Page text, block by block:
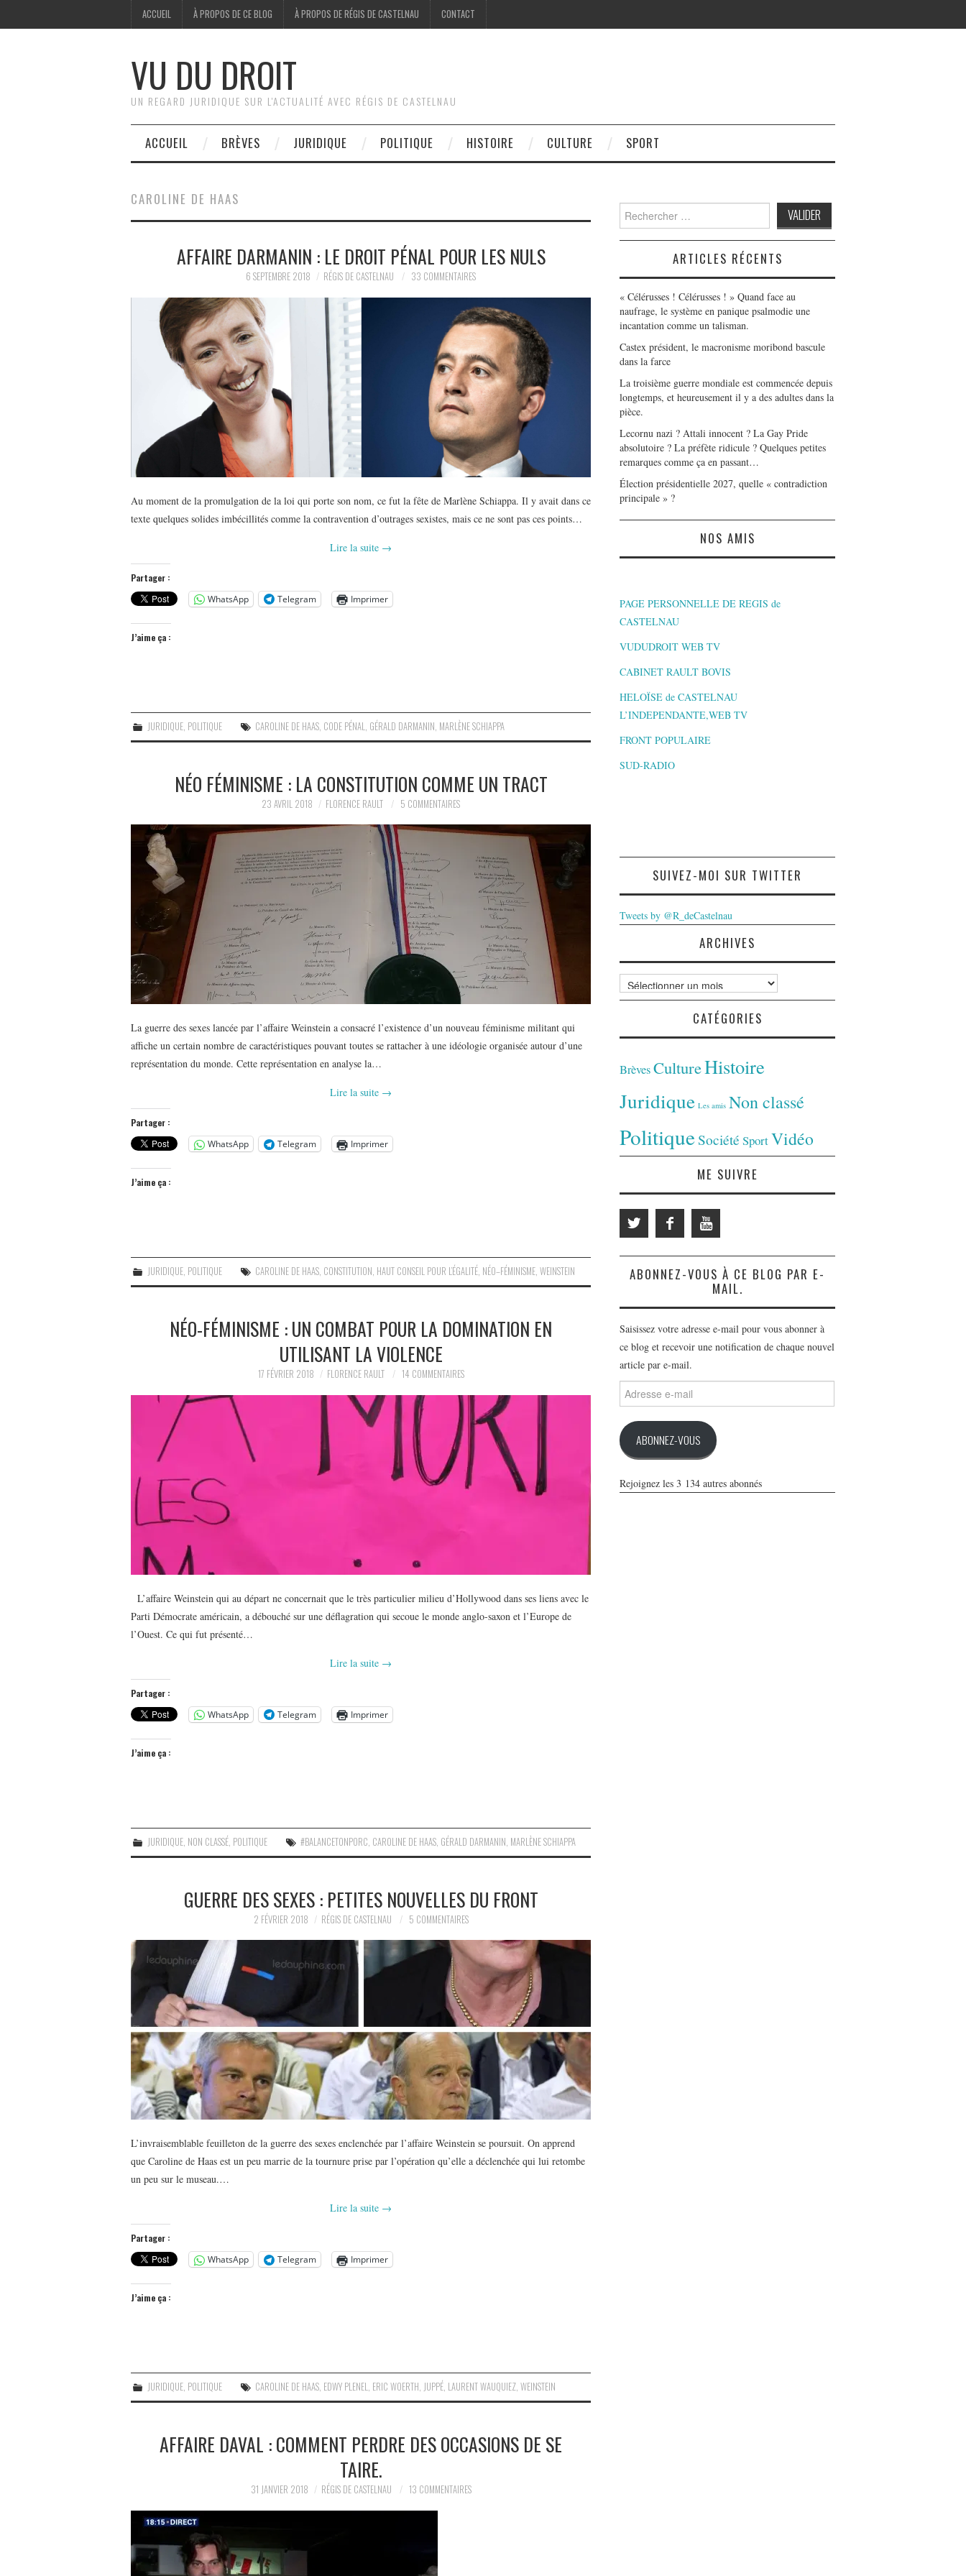
ACCUEIL À PROPOS DE CE BLOG À PROPOS DE RÉGIS DE CASTELNAU CONTACT
VU DU DROIT
UN REGARD JURIDIQUE SUR L'ACTUALITÉ AVEC RÉGIS DE CASTELNAU
ACCUEIL BRÈVES JURIDIQUE POLITIQUE HISTOIRE CULTURE SPORT
CAROLINE DE HAAS
AFFAIRE DARMANIN : LE DROIT PÉNAL POUR LES NULS
6 SEPTEMBRE 2018 RÉGIS DE CASTELNAU 33 COMMENTAIRES
Au moment de la promulgation de la loi qui porte son nom, ce fut la fête de Marlène Schiappa. Il y avait dans ce
texte quelques solides imbécillités comme la contravention d’outrages sexistes, mais ce ne sont pas ces points…
Lire la suite →
Partager :
WhatsApp
Telegram Imprimer
J’aime ça :
JURIDIQUE POLITIQUE CAROLINE DE HAAS CODE PÉNAL GÉRALD DARMANIN MARLÈNE SCHIAPPA
NÉO FÉMINISME : LA CONSTITUTION COMME UN TRACT
23 AVRIL 2018 FLORENCE RAULT 5 COMMENTAIRES
La guerre des sexes lancée par l’affaire Weinstein a consacré l’existence d’un nouveau féminisme militant qui
affiche un certain nombre de caractéristiques pouvant toutes se rattacher à une idéologie organisée autour d’une
représentation du monde. Cette représentation en analyse la…
Lire la suite →
Partager :
WhatsApp
Telegram Imprimer
J’aime ça :
JURIDIQUE, POLITIQUE CAROLINE DE HAAS, CONSTITUTION, HAUT CONSEIL POUR L’ÉGALITÉ, NÉO–FÉMINISME,WEINSTEIN
NÉO-FÉMINISME : UN COMBAT POUR LA DOMINATION EN
UTILISANT LA VIOLENCE
17 FÉVRIER 2018 FLORENCE RAULT 14 COMMENTAIRES
L’affaire Weinstein qui au départ ne concernait que le très particulier milieu d’Hollywood dans ses liens avec le
Parti Démocrate américain, a débouché sur une déflagration qui secoue le monde anglo-saxon et l’Europe de
l’Ouest. Ce qui fut présenté…
Lire la suite →
Partager :
WhatsApp
Telegram Imprimer
J’aime ça :
JURIDIQUE NON CLASSÉ POLITIQUE #BALANCETONPORC CAROLINE DE HAAS GÉRALD DARMANIN MARLÈNE SCHIAPPA
GUERRE DES SEXES : PETITES NOUVELLES DU FRONT
2 FÉVRIER 2018 RÉGIS DE CASTELNAU 5 COMMENTAIRES
L’invraisemblable feuilleton de la guerre des sexes enclenchée par l’affaire Weinstein se poursuit. On apprend
que Caroline de Haas est un peu marrie de la tournure prise par l’opération qu’elle a déclenchée qui lui retombe
un peu sur le museau.…
Lire la suite →
Partager :
WhatsApp
Telegram Imprimer
J’aime ça :
JURIDIQUE, POLITIQUE CAROLINE DE HAAS, EDWY PLENEL, ERIC WOERTH, JUPPÉ, LAURENT WAUQUIEZ,WEINSTEIN
AFFAIRE DAVAL : COMMENT PERDRE DES OCCASIONS DE SE
TAIRE.
31 JANVIER 2018 RÉGIS DE CASTELNAU 13 COMMENTAIRES
Search
for:
ARTICLES RÉCENTS
« Célérusses ! Célérusses ! » Quand face au
naufrage, le système en panique psalmodie une
incantation comme un talisman.
Castex président, le macronisme moribond bascule
dans la farce
La troisième guerre mondiale est commencée depuis
longtemps, et heureusement il y a des adultes dans la
pièce.
Lecornu nazi ? Attali innocent ? La Gay Pride
absolutoire ? La préfète ridicule ? Quelques petites
remarques comme ça en passant…
Élection présidentielle 2027, quelle « contradiction
principale » ?
NOS AMIS
PAGE PERSONNELLE DE REGIS de
CASTELNAU
VUDUDROIT WEB TV
CABINET RAULT BOVIS
HELOÏSE de CASTELNAU
L’INDEPENDANTE,WEB TV
FRONT POPULAIRE
SUD-RADIO
SUIVEZ-MOI SUR TWITTER
Tweets by @R_deCastelnau
ARCHIVES
Archives
CATÉGORIES
BrèvesCultureHistoire
Juridique Les amis Non classé
PolitiqueSociété SportVidéo
ME SUIVRE
ABONNEZ-VOUS À CE BLOG PAR E-
MAIL.
Saisissez votre adresse e-mail pour vous abonner à
ce blog et recevoir une notification de chaque nouvel
article par e-mail.
Adresse
e-
ABONNEZ-VOUS
Rejoignez les 3 134 autres abonnés